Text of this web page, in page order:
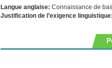
Langue anglaise: Connaissance de
Justification de l’exigence